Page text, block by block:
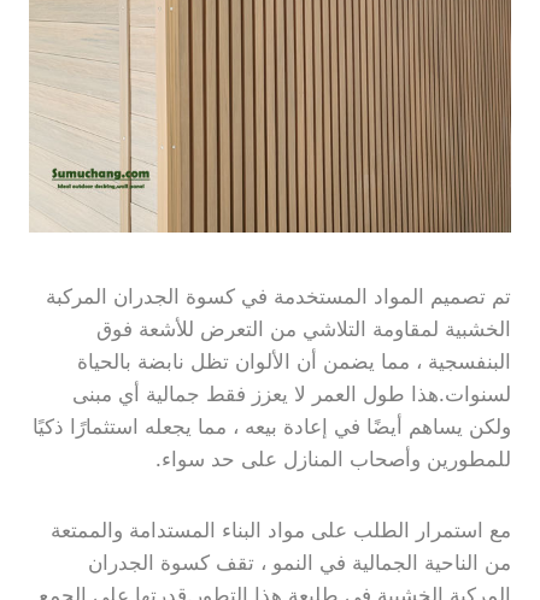
تم تصميم المواد المستخدمة في كسوة الجدران المركبة
الخشبية لمقاومة التلاشي من التعرض للأشعة فوق
البنفسجية ، مما يضمن أن الألوان تظل نابضة بالحياة
لسنوات.هذا طول العمر لا يعزز فقط جمالية أي مبنى
ولكن يساهم أيضًا في إعادة بيعه ، مما يجعله استثمارًا ذكيًا
للمطورين وأصحاب المنازل على حد سواء.
مع استمرار الطلب على مواد البناء المستدامة والممتعة
من الناحية الجمالية في النمو ، تقف كسوة الجدران